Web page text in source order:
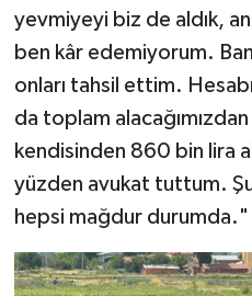
yevmiyeyi biz de aldık,
ben kâr edemiyorum.
onları tahsil ettim.
da toplam
kendisinden 860 bin lira
yüzden avukat tuttum. Şu
hepsi mağdur durumda."